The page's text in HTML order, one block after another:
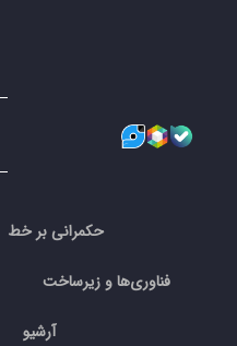
حکمرانی بر خط
فناوری‌ها و زیرساخت
آرشیو